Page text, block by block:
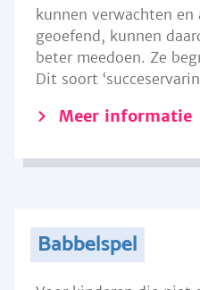
kunnen verwachten
geoefend, kunnen
beter meedoen. Ze
Dit soort
Meer informatie
Babbelspel